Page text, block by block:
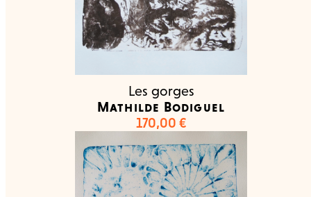
Les gorges
Mathilde Bodiguel
170,00 €